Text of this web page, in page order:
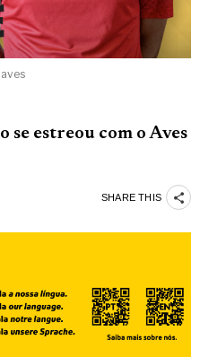
se estreou com o Aves
SHARE THIS